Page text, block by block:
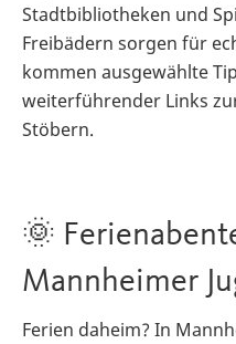
Stadtbibliotheken und
Freibädern sorgen für
kommen ausgewählte
weiterführender Links
Stöbern.
🌞
Mannheimer
Ferien daheim? In